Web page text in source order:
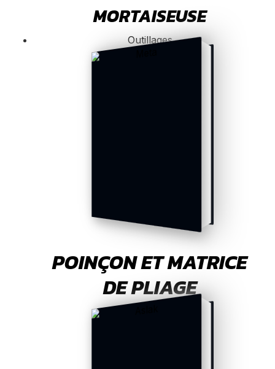
MORTAISEUSE
Outillages
POINÇON ET MATRICE
DE PLIAGE